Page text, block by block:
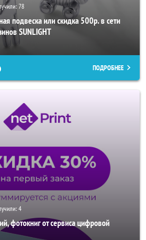
78
подвеска или скидка 500р. в сети
SUNLIGHT
ПОДРОБНЕЕ
4
фотокниг от сервиса цифровой